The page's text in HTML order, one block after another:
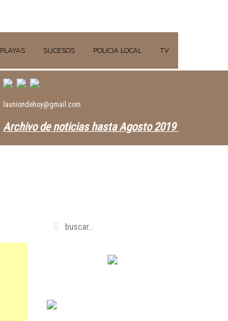
PLAYAS SUCESOS POLICIA LOCAL TV
launiondehoy@gmail.com
Archivo de noticias hasta Agosto 2019